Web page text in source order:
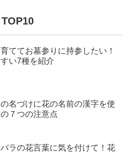
ててお墓参りに持参したい！
い7種を紹介
名づけに花の名前の漢字を使
７つの注意点
ラの花言葉に気を付けて！花